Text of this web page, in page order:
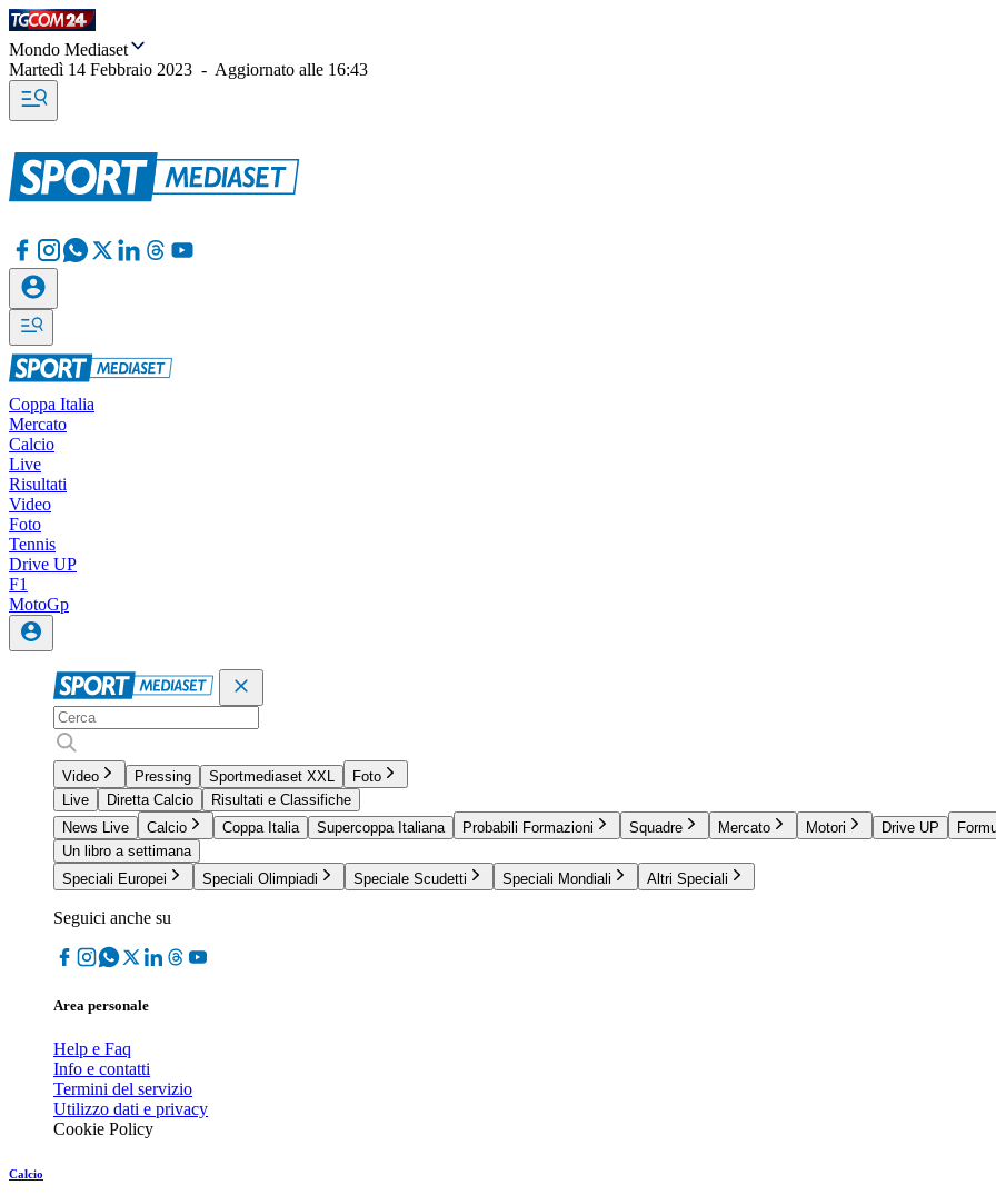
Mondo Mediaset
Martedì 14 Febbraio 2023 - Aggiornato alle 16:43
Coppa Italia
Mercato
Calcio
Live
Risultati
Video
Foto
Tennis
Drive UP
F1
MotoGp
Video Pressing Sportmediaset XXL
Foto
Live
Diretta Calcio
Risultati e Classifiche
News Live
Calcio Coppa Italia Supercoppa Italiana Probabili Formazioni Squadre Mercato Motori Drive UP
Un libro a settimana
Speciali Europei
Speciali Olimpiadi Speciale Scudetti Speciali Mondiali Altri Speciali
Seguici anche su
Area personale
Help e Faq
Info e contatti
Termini del servizio
Utilizzo dati e privacy
Cookie Policy
Calcio